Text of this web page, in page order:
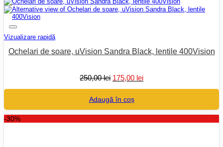
Vizualizare rapidă
Ochelari de soare, uVision Sandra Black, lentile 400Vision
250,00lei Prețul
fost:
250,00 lei.
175,00 leiPrețul
Adaugă în coș
-30%